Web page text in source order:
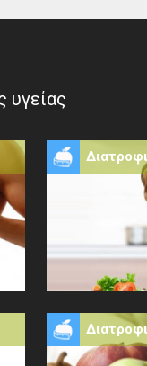
υγείας